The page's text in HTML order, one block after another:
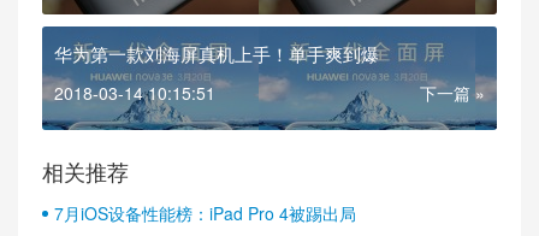
华为第一款刘海屏真机上手！单手爽到爆
2018-03-14 10:15:51 下一篇 »
相关推荐
7月iOS设备性能榜：iPad Pro 4被踢出局